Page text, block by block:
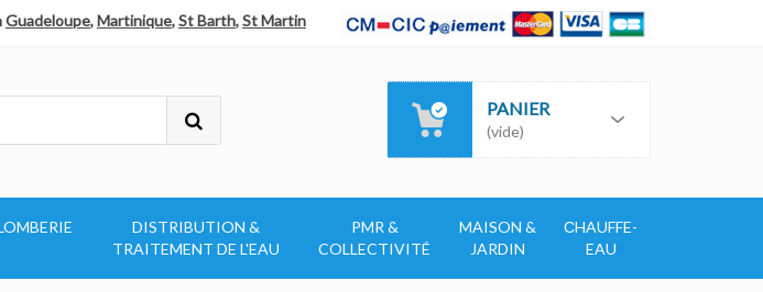
Guadeloupe,Martinique,St Barth,St Martin
PANIER
(vide)
DISTRIBUTION &
TRAITEMENT DE L'EAU
PMR &
COLLECTIVITÉ
MAISON &
JARDIN
СHAUFFE-
EAU